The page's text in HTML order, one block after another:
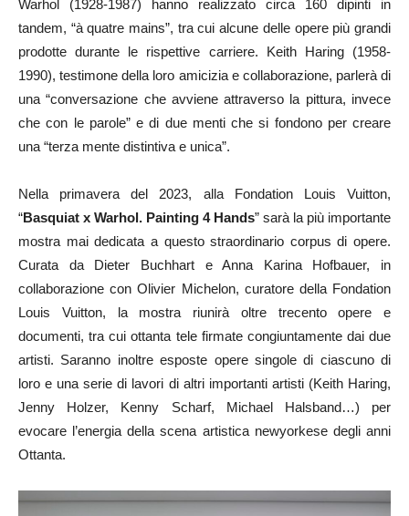
Warhol (1928-1987) hanno realizzato circa 160 dipinti in
tandem, “à quatre mains”, tra cui alcune delle opere più grandi
prodotte durante le rispettive carriere. Keith Haring (1958-
1990), testimone della loro amicizia e collaborazione, parlerà di
una “conversazione che avviene attraverso la pittura, invece
che con le parole” e di due menti che si fondono per creare
una “terza mente distintiva e unica”.
Nella primavera del 2023, alla Fondation Louis Vuitton,
“Basquiat x Warhol. Painting 4 Hands” sarà la più importante
mostra mai dedicata a questo straordinario corpus di opere.
Curata da Dieter Buchhart e Anna Karina Hofbauer, in
collaborazione con Olivier Michelon, curatore della Fondation
Louis Vuitton, la mostra riunirà oltre trecento opere e
documenti, tra cui ottanta tele firmate congiuntamente dai due
artisti. Saranno inoltre esposte opere singole di ciascuno di
loro e una serie di lavori di altri importanti artisti (Keith Haring,
Jenny Holzer, Kenny Scharf, Michael Halsband…) per
evocare l’energia della scena artistica newyorkese degli anni
Ottanta.